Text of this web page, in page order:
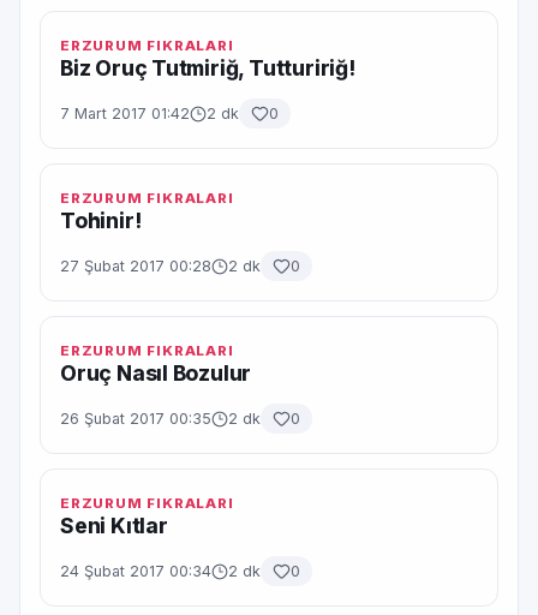
ERZURUM FIKRALARI
Biz Oruç Tutmiriğ, Tuttuririğ!
7 Mart 2017 01:42 2 dk 0
ERZURUM FIKRALARI
Tohinir!
27 Şubat 2017 00:28 2 dk 0
ERZURUM FIKRALARI
Oruç Nasıl Bozulur
26 Şubat 2017 00:35 2 dk 0
ERZURUM FIKRALARI
Seni Kıtlar
24 Şubat 2017 00:34 2 dk 0